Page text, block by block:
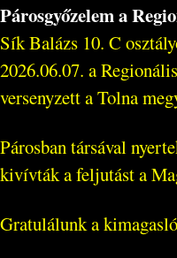
Párosgyőzelem a
Sík Balázs 10. C
2026.06.07. a
versenyzett a Tolna
Párosban társával
kivívták a feljutást a
Gratulálunk a